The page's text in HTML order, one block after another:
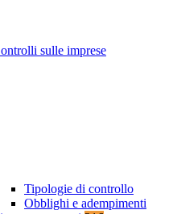
sulle imprese
Tipologie di controllo
Obblighi e adempimenti